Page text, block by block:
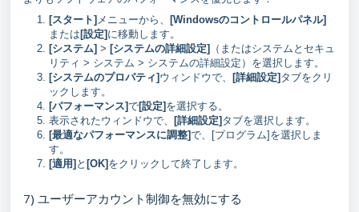
[スタート] メニューから、
[Windowsのコントロールパネル]
または [設定] に移動します。
[システム] > [システムの詳細設定]
（またはシステムとセキュ
リティ > システム > システムの詳細設定）を選択します。
[システムのプロパティ] ウィンドウで、 [詳細設定] タブをクリ
ックします。
[パフォーマンス]で[設定] を選択する。
表示されたウィンドウで、
[詳細設定] タブを選択します。
[最適なパフォーマンスに調整]で、[プログラム]を選択しま
す。
[適用] と [OK] をクリックして終了します。
7) ユーザーアカウント制御を無効にする